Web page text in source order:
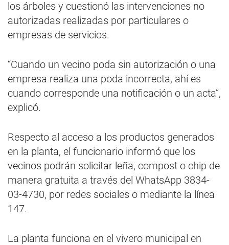
los árboles y cuestionó las intervenciones no
autorizadas realizadas por particulares o
empresas de servicios.
“Cuando un vecino poda sin autorización o una
empresa realiza una poda incorrecta, ahí es
cuando corresponde una notificación o un acta”,
explicó.
Respecto al acceso a los productos generados
en la planta, el funcionario informó que los
vecinos podrán solicitar leña, compost o chip de
manera gratuita a través del WhatsApp 3834-
03-4730, por redes sociales o mediante la línea
147.
La planta funciona en el vivero municipal en